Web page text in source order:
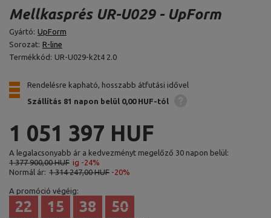
Mellkasprés UR-U029 - UpForm
Gyártó: UpForm
Sorozat: R-line
Termékkód: UR-U029-k2t4 2.0
Rendelésre kapható, hosszabb átfutási idővel
Szállítás 81 napon belül 0,00 HUF-tól
1 051 397 HUF
A legalacsonyabb ár a kedvezményt megelőző 30 napon belül:
1 377 900,00 HUF ig -24%
Normál ár: 1 314 247,00 HUF -20%
A promóció végéig:
22 15 38 48